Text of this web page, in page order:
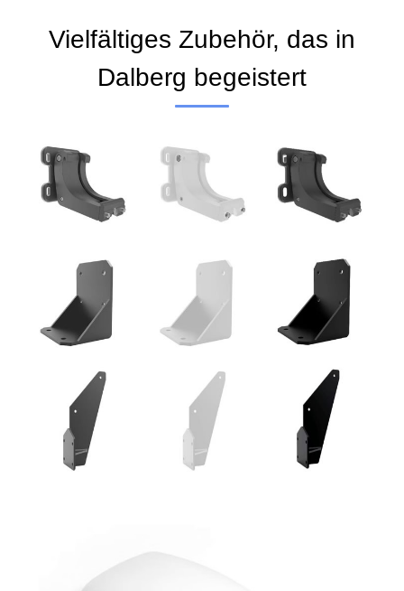
Vielfältiges Zubehör, das in
Dalberg begeistert